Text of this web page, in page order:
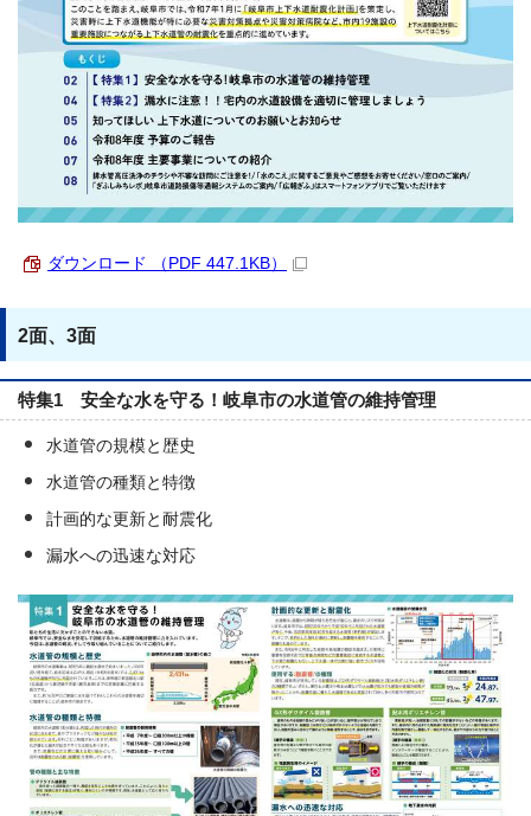
ダウンロード （PDF 447.1KB）
2面、3面
特集1 安全な水を守る！岐阜市の水道管の維持管理
水道管の規模と歴史
水道管の種類と特徴
計画的な更新と耐震化
漏水への迅速な対応